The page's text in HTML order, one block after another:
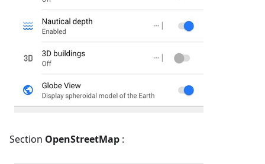
Section OpenStreetMap :